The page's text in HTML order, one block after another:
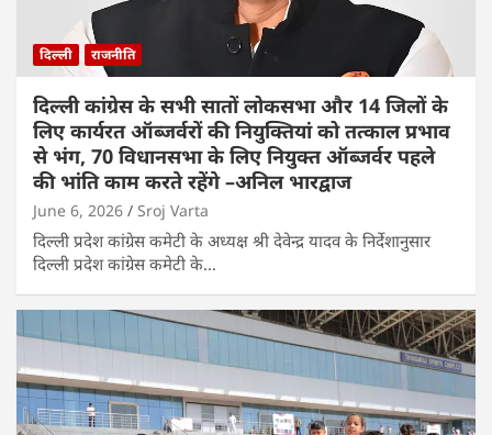
दिल्ली राजनीति
दिल्ली कांग्रेस के सभी सातों लोकसभा और 14 जिलों के
लिए कार्यरत ऑब्जर्वरों की नियुक्तियां को तत्काल प्रभाव
से भंग, 70 विधानसभा के लिए नियुक्त ऑब्जर्वर पहले
की भांति काम करते रहेंगे –अनिल भारद्वाज
June 6, 2026 Sroj Varta
दिल्ली प्रदेश कांग्रेस कमेटी के अध्यक्ष श्री देवेन्द्र यादव के निर्देशानुसार
दिल्ली प्रदेश कांग्रेस कमेटी के…